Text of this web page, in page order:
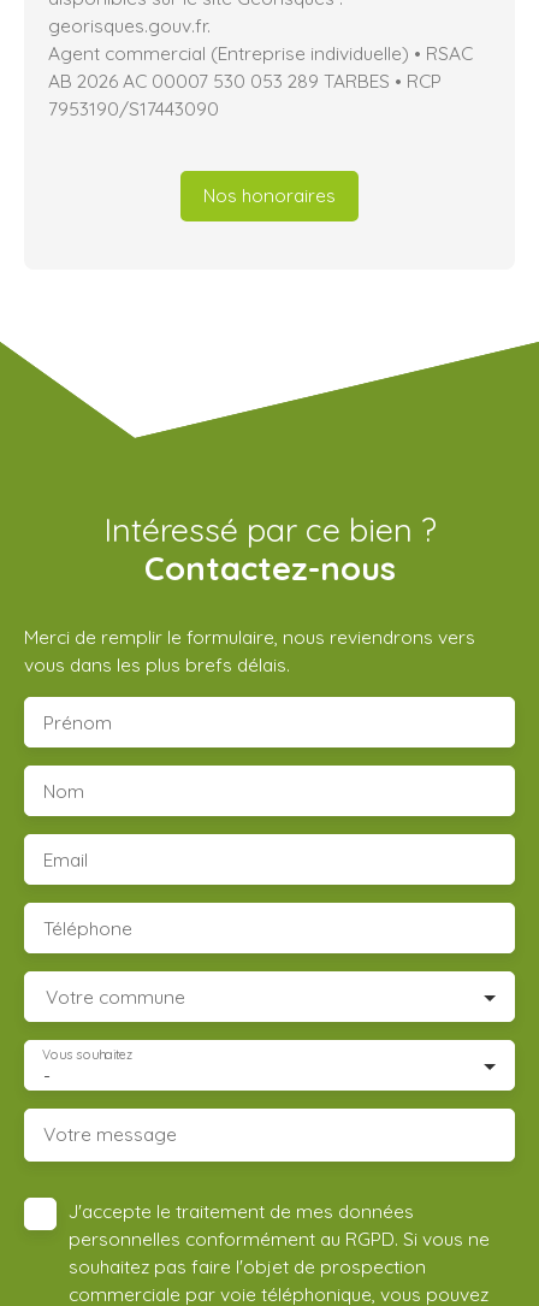
georisques.gouv.fr.
Agent commercial (Entreprise individuelle) • RSAC
AB 2026 AC 00007 530 053 289 TARBES • RCP
7953190/S17443090
Nos honoraires
Intéressé par ce bien ?
Contactez-nous
Merci de remplir le formulaire, nous reviendrons vers
vous dans les plus brefs délais.
Prénom
Nom
Email
Téléphone
Votre commune
-
Vous souhaitez
Votre message
J'accepte le traitement de mes données
personnelles conformément au RGPD. Si vous ne
souhaitez pas faire l'objet de prospection
commerciale par voie téléphonique, vous pouvez